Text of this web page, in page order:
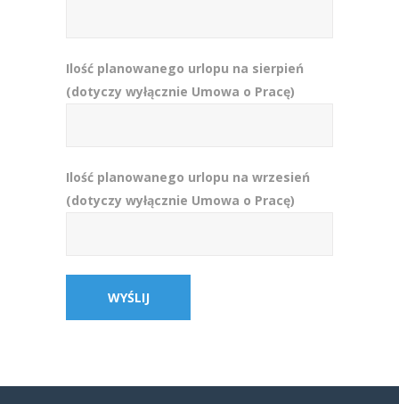
Ilość planowanego urlopu na sierpień
(dotyczy wyłącznie Umowa o Pracę)
Ilość planowanego urlopu na wrzesień
(dotyczy wyłącznie Umowa o Pracę)